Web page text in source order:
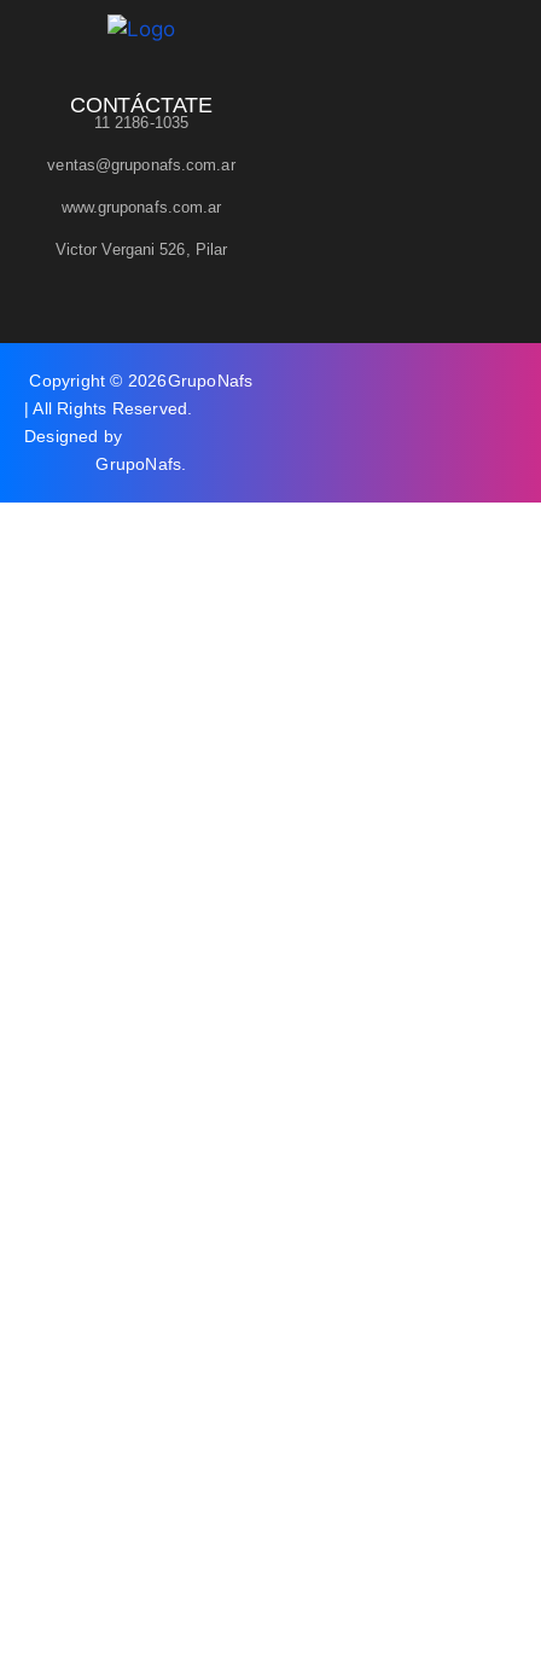
CONTÁCTATE
11 2186-1035
ventas@gruponafs.com.ar
www.gruponafs.com.ar
Victor Vergani 526, Pilar
Copyright © 2026GrupoNafs
| All Rights Reserved.
Designed by
GrupoNafs